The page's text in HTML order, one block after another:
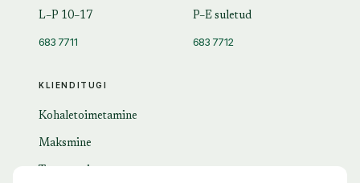
KLIENDITUGI
Kohaletoimetamine
Maksmine
L–P 10–17
683 7711
P–E suletud
683 7712